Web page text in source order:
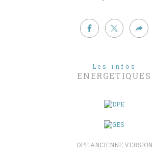
Les infos
ENERGETIQUES
DPE ANCIENNE VERSION